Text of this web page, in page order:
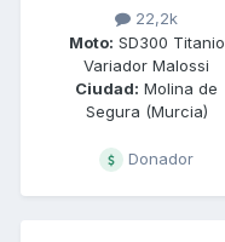
22,2k
Moto: SD300 Titanio
Variador Malossi
Ciudad: Molina de
Segura (Murcia)
Donador